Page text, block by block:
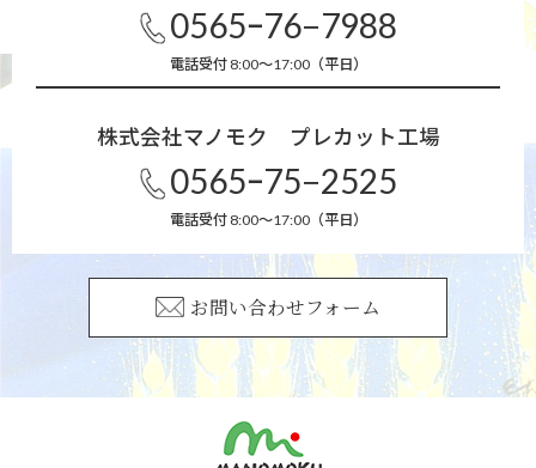
0565ｰ76−7988
電話受付 8:00～17:00（平日）
株式会社マノモク プレカット工場
0565ｰ75−2525
電話受付 8:00～17:00（平日）
お問い合わせフォーム